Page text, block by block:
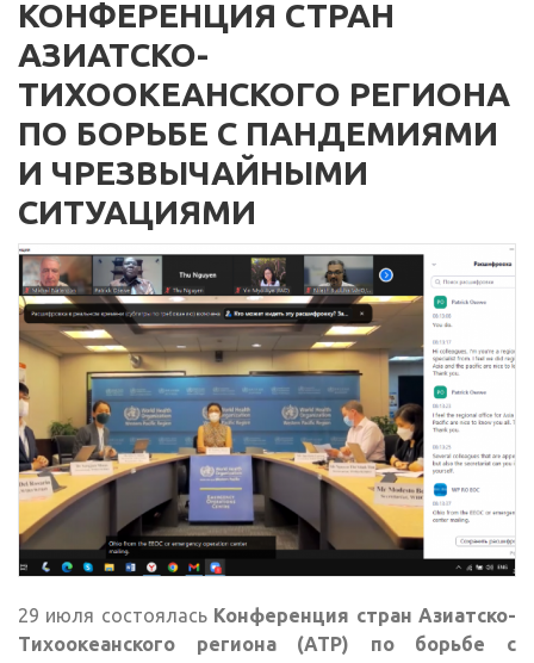
КОНФЕРЕНЦИЯ СТРАН
АЗИАТСКО-
ТИХООКЕАНСКОГО РЕГИОНА
ПО БОРЬБЕ С ПАНДЕМИЯМИ
И ЧРЕЗВЫЧАЙНЫМИ
СИТУАЦИЯМИ
29 июля состоялась Конференция стран Азиатско-
Тихоокеанского региона (АТР) по борьбе с